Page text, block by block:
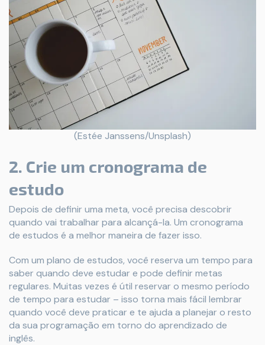
(Estée Janssens/Unsplash)
2. Crie um cronograma de
estudo
Depois de definir uma meta, você precisa descobrir
quando vai trabalhar para alcançá-la. Um cronograma
de estudos é a melhor maneira de fazer isso.
Com um plano de estudos, você reserva um tempo para
saber quando deve estudar e pode definir metas
regulares. Muitas vezes é útil reservar o mesmo período
de tempo para estudar – isso torna mais fácil lembrar
quando você deve praticar e te ajuda a planejar o resto
da sua programação em torno do aprendizado de
inglês.